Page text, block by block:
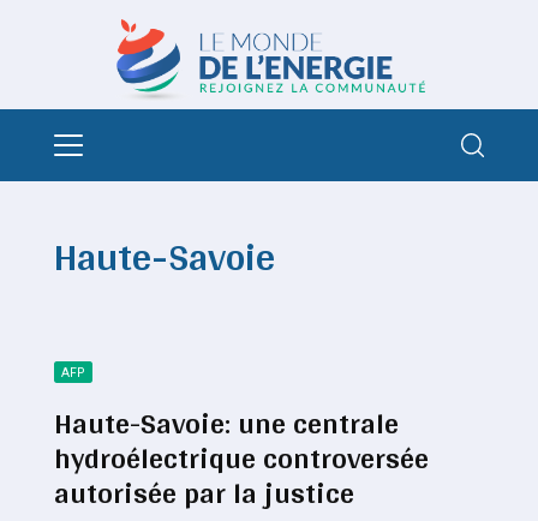
Haute-Savoie
AFP
Haute-Savoie: une centrale
hydroélectrique controversée
autorisée par la justice